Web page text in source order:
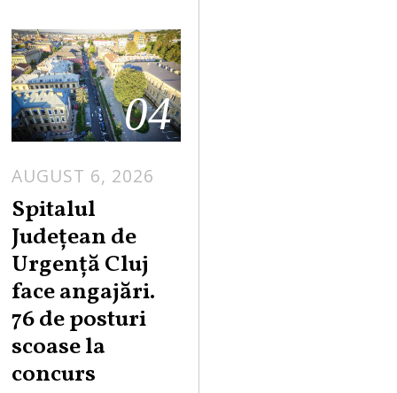
04
AUGUST 6, 2026
Spitalul
Județean de
Urgență Cluj
face angajări.
76 de posturi
scoase la
concurs